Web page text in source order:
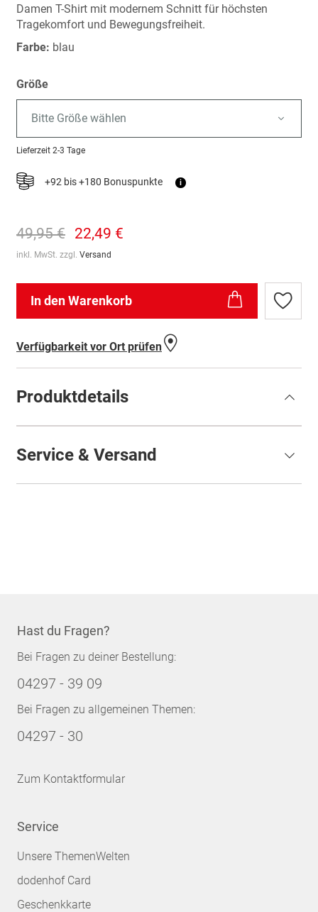
springen
Damen T-Shirt mit modernem Schnitt für höchsten
Tragekomfort und Bewegungsfreiheit.
Farbe: blau
Größe
Bitte Größe wählen
Lieferzeit 2-3 Tage
+92 bis +180 Bonuspunkte i
49,95 € 22,49 €
inkl. MwSt. zzgl. Versand
In den Warenkorb
Zur
Verfügbarkeit vor Ort prüfen
Produktdetails
Service & Versand
Hast du Fragen?
Bei Fragen zu deiner Bestellung:
04297 - 39 09
Bei Fragen zu allgemeinen Themen:
04297 - 30
Zum Kontaktformular
Service
Unsere ThemenWelten
dodenhof Card
Geschenkkarte